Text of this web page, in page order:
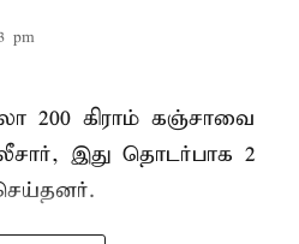
pm
200 கிராம் கஞ்சாவை
இது தொடர்பாக 2